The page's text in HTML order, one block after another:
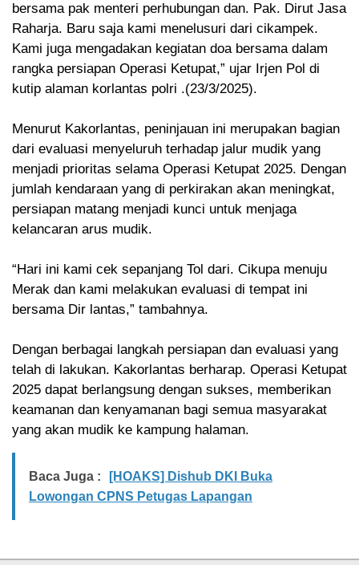
bersama pak menteri perhubungan dan. Pak. Dirut Jasa
Raharja. Baru saja kami menelusuri dari cikampek.
Kami juga mengadakan kegiatan doa bersama dalam
rangka persiapan Operasi Ketupat,” ujar Irjen Pol di
kutip alaman korlantas polri .(23/3/2025).
Menurut Kakorlantas, peninjauan ini merupakan bagian
dari evaluasi menyeluruh terhadap jalur mudik yang
menjadi prioritas selama Operasi Ketupat 2025. Dengan
jumlah kendaraan yang di perkirakan akan meningkat,
persiapan matang menjadi kunci untuk menjaga
kelancaran arus mudik.
“Hari ini kami cek sepanjang Tol dari. Cikupa menuju
Merak dan kami melakukan evaluasi di tempat ini
bersama Dir lantas,” tambahnya.
Dengan berbagai langkah persiapan dan evaluasi yang
telah di lakukan. Kakorlantas berharap. Operasi Ketupat
2025 dapat berlangsung dengan sukses, memberikan
keamanan dan kenyamanan bagi semua masyarakat
yang akan mudik ke kampung halaman.
Baca Juga :
[HOAKS] Dishub DKI Buka
Lowongan CPNS Petugas Lapangan